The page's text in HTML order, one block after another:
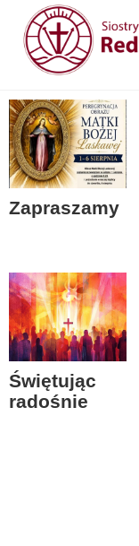
Zapraszamy
Świętując
radośnie